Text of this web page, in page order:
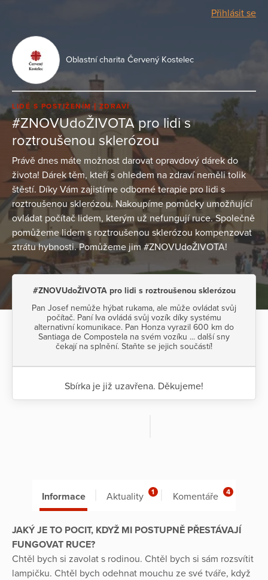
Přihlásit se
Oblastní charita Červený Kostelec
LIDÉ S POSTIŽENÍM ZDRAVÍ
#ZNOVUdoŽIVOTA pro lidi s
roztroušenou sklerózou
Právě dnes máte možnost darovat opravdový dárek do
života! Dárek těm, kteří s ohledem na zdraví neměli tolik
štěstí. Díky Vám zajistíme odborné terapie pro lidi s
roztroušenou sklerózou. Nakoupíme pomůcky umožňující
ovládat počítač lidem, kterým už nefungují ruce. Společně
pomůžeme lidem s roztroušenou sklerózou kompenzovat
ztrátu hybnosti. Pomůžeme jim #ZNOVUdoŽIVOTA!
#ZNOVUdoŽIVOTA pro lidi s roztroušenou sklerózou
Pan Josef nemůže hýbat rukama, ale může ovládat svůj
počítač. Paní Iva ovládá svůj vozík díky systému
alternativní komunikace. Pan Honza vyrazil 600 km do
Santiaga de Compostela na svém vozíku ... další sny
čekají na splnění. Staňte se jejich součástí!
Sbírka je již uzavřena. Děkujeme!
Informace Aktuality 1 Komentáře 4
JAKÝ JE TO POCIT, KDYŽ MI POSTUPNĚ PŘESTÁVAJÍ
FUNGOVAT RUCE?
Chtěl bych si zavolat s rodinou. Chtěl bych si sám rozsvítit
lampičku. Chtěl bych odehnat mouchu ze své tváře, když